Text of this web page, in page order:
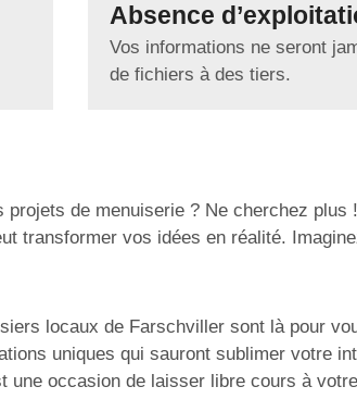
Absence
Vos informations ne seront
de fichiers à des tiers.
projets de menuiserie ? Ne cherchez
transformer vos idées en réalité.
locaux de Farschviller sont là pour
uniques qui sauront sublimer votre
une occasion de laisser libre cours à